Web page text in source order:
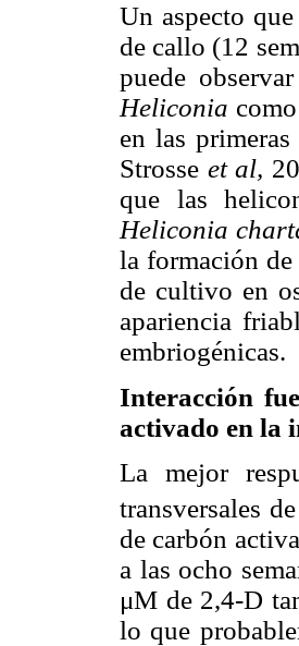
Un aspecto
de callo (12
puede
Heliconia como
en las
Strosse et al,
que las
Heliconia
la formación de
de cultivo en
apariencia
embriogénicas.
Interacción
activado en la
La mejor
transversales
de carbón
a las ocho
μM de 2,4-D
lo que